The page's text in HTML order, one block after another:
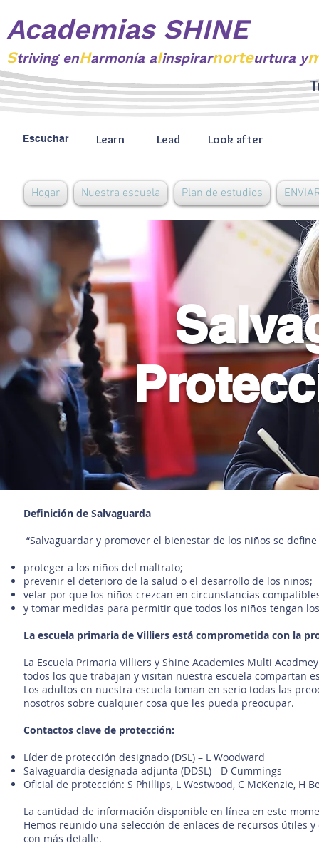
Academias SHINE
Striving enHarmonía aIinspirarnorteurtura y
Escuchar Learn Lead Look after
Hogar Nuestra escuela Plan de estudios
Definición de Salvaguarda
“Salvaguardar y promover el bienestar de los niños se
proteger a los niños del maltrato;
prevenir el deterioro de la salud o el desarrollo de los niños;
velar por que los niños crezcan en circunstancias
y tomar medidas para permitir que todos los niños tengan los
La escuela primaria de Villiers está comprometida con la
La Escuela Primaria Villiers y Shine Academies Multi
todos los que trabajan y visitan nuestra escuela compartan
Los adultos en nuestra escuela toman en serio todas las
nosotros sobre cualquier cosa que les pueda preocupar.
Contactos clave de protección:
Líder de protección designado (DSL) – L Woodward
Salvaguardia designada adjunta (DDSL) - D Cummings
Oficial de protección: S Phillips, L Westwood, C McKenzie, H
La cantidad de información disponible en línea en este
Hemos reunido una selección de enlaces de recursos útiles
con más detalle.